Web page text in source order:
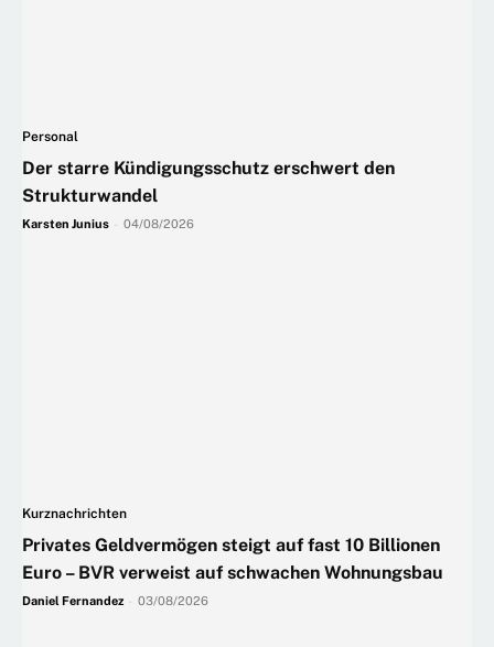
Personal
Der starre Kündigungsschutz erschwert den
Strukturwandel
Karsten Junius 04/08/2026
Kurznachrichten
Privates Geldvermögen steigt auf fast 10 Billionen
Euro – BVR verweist auf schwachen Wohnungsbau
Daniel Fernandez 03/08/2026